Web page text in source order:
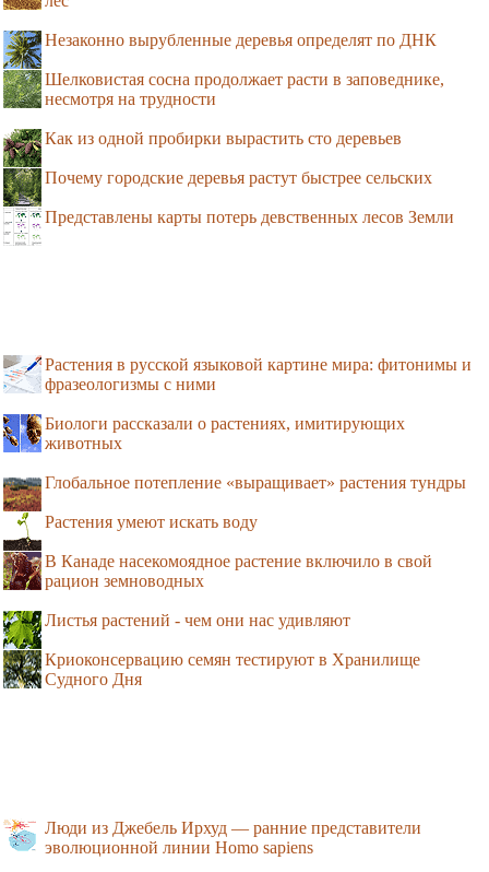
Незаконно вырубленные деревья определят по ДНК
Шелковистая сосна продолжает расти в заповеднике,
несмотря на трудности
Как из одной пробирки вырастить сто деревьев
Почему городские деревья растут быстрее сельских
Представлены карты потерь девственных лесов Земли
Растения в русской языковой картине мира: фитонимы и
фразеологизмы с ними
Биологи рассказали о растениях, имитирующих
животных
Глобальное потепление «выращивает» растения тундры
Растения умеют искать воду
В Канаде насекомоядное растение включило в свой
рацион земноводных
Листья растений - чем они нас удивляют
Криоконсервацию семян тестируют в Хранилище
Судного Дня
Люди из Джебель Ирхуд — ранние представители
эволюционной линии Homo sapiens